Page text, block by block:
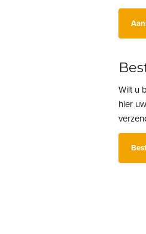
Wilt u
hier